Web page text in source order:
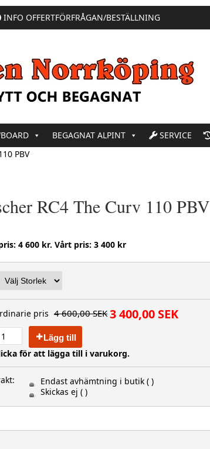
INFO OFFERTFÖRFRÅGAN/BESTÄLLNING
BEGAGNAT ALPINT SERVICE
PBV
RC4 The Curv 110 PBV
4 600 kr. Vårt pris: 3 400 kr
pris 4 600,00 SEK 3 400,00 SEK
Lägg till
för att lägga till i varukorg.
Endast avhämtning i butik ( )
Skickas ej ( )